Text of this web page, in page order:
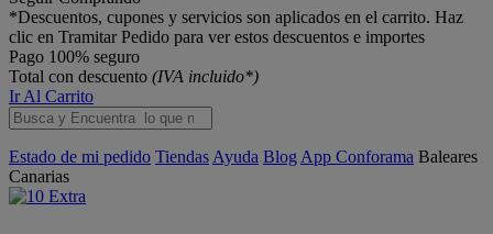
*Descuentos, cupones y servicios son aplicados en el carrito. Haz
clic en Tramitar Pedido para ver estos descuentos e importes
Pago 100% seguro
Total con descuento (IVA incluido*)
Ir Al Carrito
Estado de mi pedido Tiendas Ayuda Blog App Conforama Baleares
Canarias